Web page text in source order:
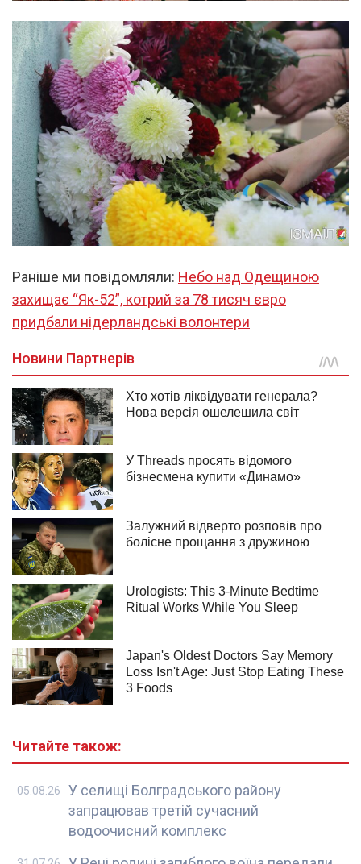
Раніше ми повідомляли: Небо над Одещиною
захищає “Як-52”, котрий за 78 тисяч євро
придбали нідерландські волонтери
Читайте також:
У селищі Болградського району
запрацював третій сучасний
водоочисний комплекс
05.08.26